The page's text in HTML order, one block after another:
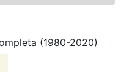
(1980-2020)